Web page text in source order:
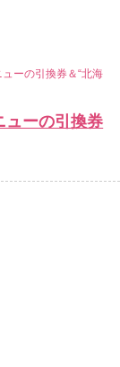
ーの引換券＆“北海
ューの引換券